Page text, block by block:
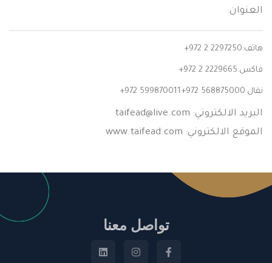
العنوان:
هاتف:+972 2 2297250
فاكس:+972 2 2229665
نقال:+972 599870011+972 568875000
البريد الالكتروني: taifead@live.com
الموقع الالكتروني: www.taifead.com
تواصل معنا